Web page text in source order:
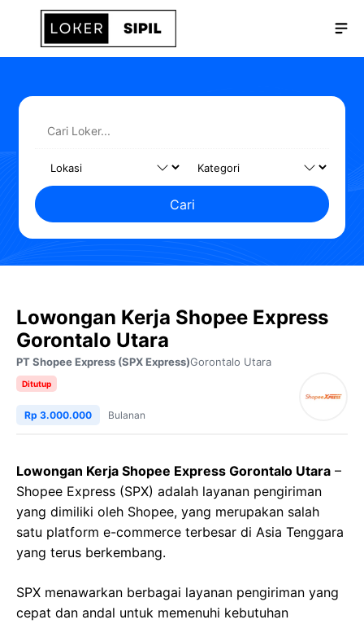
Langsung
Cari
Lowongan Kerja Shopee Express
Gorontalo Utara
PT Shopee Express (SPX Express)Gorontalo Utara
Ditutup
Rp 3.000.000 Bulanan
Lowongan Kerja Shopee Express Gorontalo Utara –
Shopee Express (SPX) adalah layanan pengiriman
yang dimiliki oleh Shopee, yang merupakan salah
satu platform e-commerce terbesar di Asia Tenggara
yang terus berkembang.
SPX menawarkan berbagai layanan pengiriman yang
cepat dan andal untuk memenuhi kebutuhan